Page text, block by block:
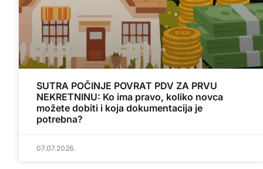
SUTRA POČINJE POVRAT PDV ZA PRVU
NEKRETNINU: Ko ima pravo, koliko novca
možete dobiti i koja dokumentacija je
potrebna?
07.07.2026.